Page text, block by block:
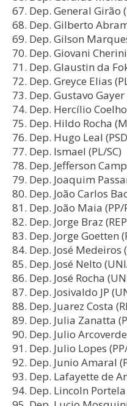
Dep. General Girão
Dep. Gilberto
Dep. Gilson
Dep. Giovani Cherini
Dep. Glaustin da
Dep. Greyce Elias
Dep. Gustavo Gayer
Dep. Hercílio
Dep. Hildo Rocha
Dep. Hugo Leal
Dep. Ismael (PL/SC)
Dep. Jefferson
Dep. Joaquim
Dep. João Carlos
Dep. João Maia (PP/
Dep. Jorge Braz
Dep. Jorge Goetten
Dep. José Medeiros
Dep. José Nelto
Dep. José Rocha
Dep. Josivaldo JP
Dep. Juarez Costa
Dep. Julia Zanatta
Dep. Julio
Dep. Julio Lopes
Dep. Junio Amaral
Dep. Lafayette de
Dep. Lincoln